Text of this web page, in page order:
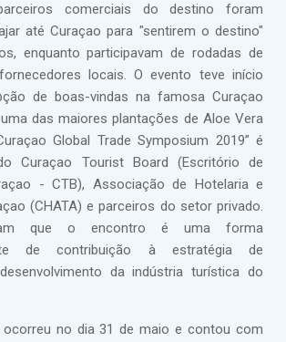
comerciais do destino foram
até Curaçao para "sentirem o destino"
enquanto participavam de rodadas de
locais. O evento teve início
de boas-vindas na famosa Curaçao
das maiores plantações de Aloe Vera
Global Trade Symposium 2019” é
Curaçao Tourist Board (Escritório de
- CTB), Associação de Hotelaria e
(CHATA) e parceiros do setor privado.
que o encontro é uma forma
de contribuição à estratégia de
da indústria turística do
ocorreu no dia 31 de maio e contou com